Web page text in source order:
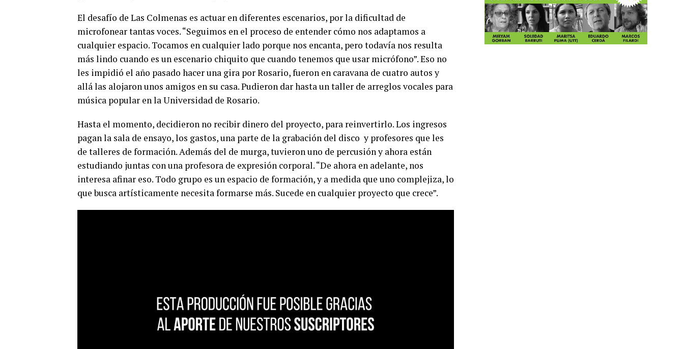
El desafío de Las Colmenas es actuar en diferentes escenarios, por la dificultad de
microfonear tantas voces. “Seguimos en el proceso de entender cómo nos adaptamos a
cualquier espacio. Tocamos en cualquier lado porque nos encanta, pero todavía nos resulta
más lindo cuando es un escenario chiquito que cuando tenemos que usar micrófono”. Eso no
les impidió el año pasado hacer una gira por Rosario, fueron en caravana de cuatro autos y
allá las alojaron unos amigos en su casa. Pudieron dar hasta un taller de arreglos vocales para
música popular en la Universidad de Rosario.
Hasta el momento, decidieron no recibir dinero del proyecto, para reinvertirlo. Los ingresos
pagan la sala de ensayo, los gastos, una parte de la grabación del disco y profesores que les
de talleres de formación. Además del de murga, tuvieron uno de percusión y ahora están
estudiando juntas con una profesora de expresión corporal. “De ahora en adelante, nos
interesa afinar eso. Todo grupo es un espacio de formación, y a medida que uno complejiza, lo
que busca artísticamente necesita formarse más. Sucede en cualquier proyecto que crece”.